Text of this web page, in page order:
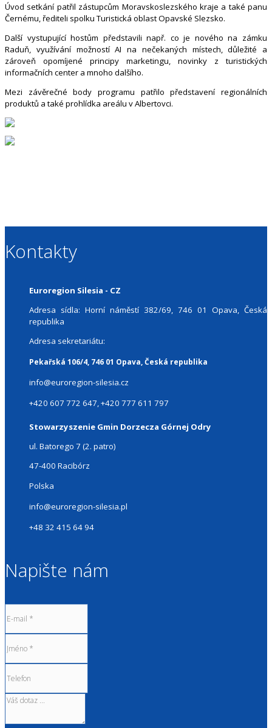
Úvod setkání patřil zástupcům Moravskoslezského kraje a také panu
Černému, řediteli spolku Turistická oblast Opavské Slezsko.
Další vystupující hostům představili např. co je nového na zámku
Raduň, využívání možností AI na nečekaných místech, důležité a
zároveň opomíjené principy marketingu, novinky z turistických
informačních center a mnoho dalšího.
Mezi závěrečné body programu patřilo představení regionálních
produktů a také prohlídka areálu v Albertovci.
Kontakty
Euroregion Silesia - CZ
Adresa sídla: Horní náměstí 382/69, 746 01 Opava, Česká
republika
Adresa sekretariátu:
Pekařská 106/4, 746 01 Opava, Česká republika
info@euroregion-silesia.cz
+420 607 772 647, +420 777 611 797
Stowarzyszenie Gmin Dorzecza Górnej Odry
ul. Batorego 7 (2. patro)
47-400 Racibórz
Polska
info@euroregion-silesia.pl
+48 32 415 64 94
Napište nám